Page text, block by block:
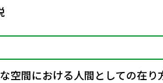
空間における人間としての在